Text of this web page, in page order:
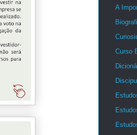
A
Curso